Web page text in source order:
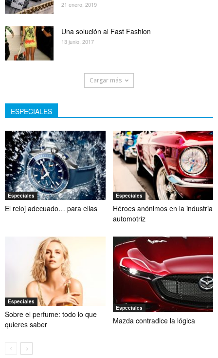
21 enero, 2019
Una solución al Fast Fashion
13 junio, 2017
Cargar más
ESPECIALES
Especiales
El reloj adecuado… para ellas
Especiales
Héroes anónimos en la industria
automotriz
Especiales
Sobre el perfume: todo lo que
quieres saber
Especiales
Mazda contradice la lógica